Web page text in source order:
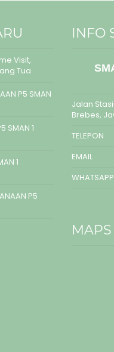
Visit,
Tua
P5 SMAN
SMAN 1
1
P5
INFO
Jalan
Brebes,
TELEPON
EMAIL
WHATSAPP